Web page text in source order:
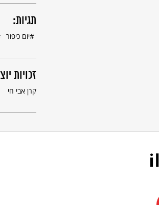
תגיות:
יום כיפור
זכויות
קרן אבי חי